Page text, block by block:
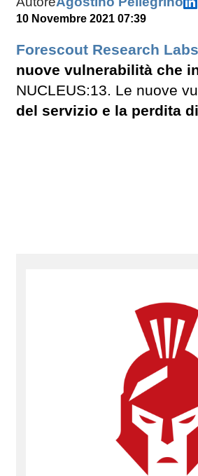
10 Novembre 2021 07:39
Forescout Research Labs
nuove vulnerabilità che
NUCLEUS:13. Le nuove
del servizio e la perdita